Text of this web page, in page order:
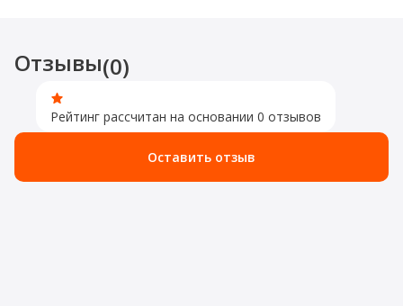
Отзывы(0)
Рейтинг рассчитан на основании 0 отзывов
Оставить отзыв